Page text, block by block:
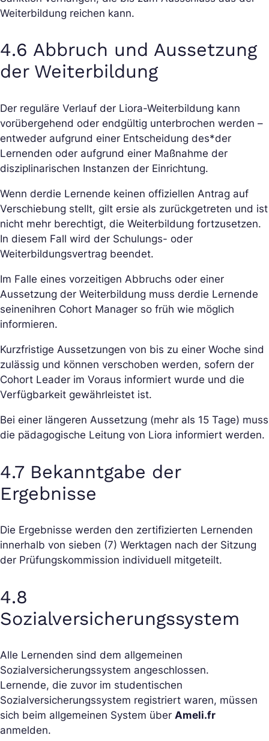
Weiterbildung reichen kann.
4.6 Abbruch und Aussetzung
der Weiterbildung
Der reguläre Verlauf der Liora-Weiterbildung kann
vorübergehend oder endgültig unterbrochen werden –
entweder aufgrund einer Entscheidung des*der
Lernenden oder aufgrund einer Maßnahme der
disziplinarischen Instanzen der Einrichtung.
Wenn derdie Lernende keinen offiziellen Antrag auf
Verschiebung stellt, gilt ersie als zurückgetreten und ist
nicht mehr berechtigt, die Weiterbildung fortzusetzen.
In diesem Fall wird der Schulungs- oder
Weiterbildungsvertrag beendet.
Im Falle eines vorzeitigen Abbruchs oder einer
Aussetzung der Weiterbildung muss derdie Lernende
seinenihren Cohort Manager so früh wie möglich
informieren.
Kurzfristige Aussetzungen von bis zu einer Woche sind
zulässig und können verschoben werden, sofern der
Cohort Leader im Voraus informiert wurde und die
Verfügbarkeit gewährleistet ist.
Bei einer längeren Aussetzung (mehr als 15 Tage) muss
die pädagogische Leitung von Liora informiert werden.
4.7 Bekanntgabe der
Ergebnisse
Die Ergebnisse werden den zertifizierten Lernenden
innerhalb von sieben (7) Werktagen nach der Sitzung
der Prüfungskommission individuell mitgeteilt.
4.8
Sozialversicherungssystem
Alle Lernenden sind dem allgemeinen
Sozialversicherungssystem angeschlossen.
Lernende, die zuvor im studentischen
Sozialversicherungssystem registriert waren, müssen
sich beim allgemeinen System über Ameli.fr
anmelden.